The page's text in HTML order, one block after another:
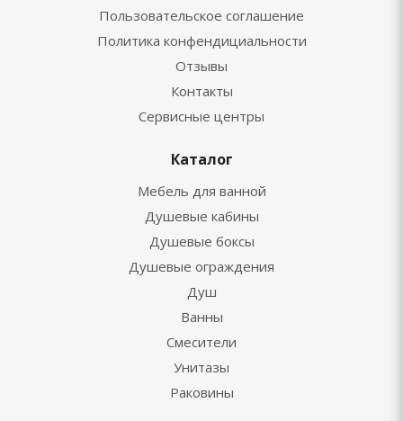
Пользовательское соглашение
Политика конфендициальности
Отзывы
Контакты
Сервисные центры
Каталог
Мебель для ванной
Душевые кабины
Душевые боксы
Душевые ограждения
Душ
Ванны
Смесители
Унитазы
Раковины